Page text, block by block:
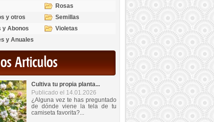
Rosas
y otros
Semillas
y Abonos
Violetas
y Anuales
Articulos
Cultiva tu propia planta...
Publicado el 14.01.2026
¿Alguna vez te has preguntado
de dónde viene la tela de tu
camiseta favorita?...